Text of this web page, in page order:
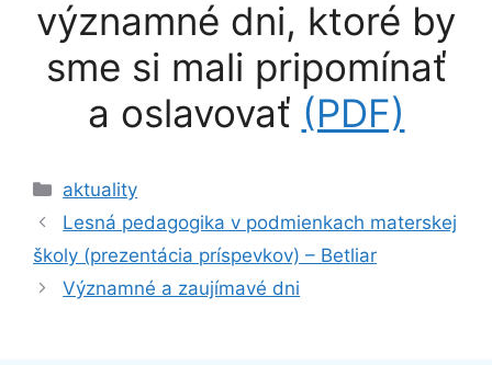
významné dni, ktoré by
sme si mali pripomínať
a oslavovať (PDF)
Kategórie
aktuality
Lesná pedagogika v podmienkach materskej
školy (prezentácia príspevkov) – Betliar
Významné a zaujímavé dni